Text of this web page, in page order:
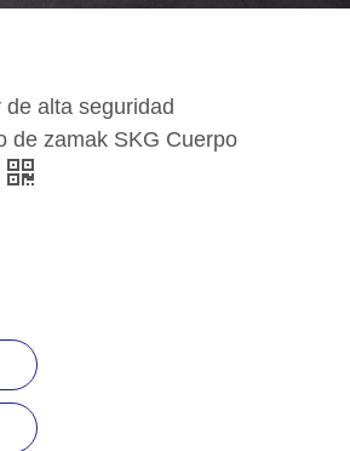
alta seguridad
de zamak SKG Cuerpo